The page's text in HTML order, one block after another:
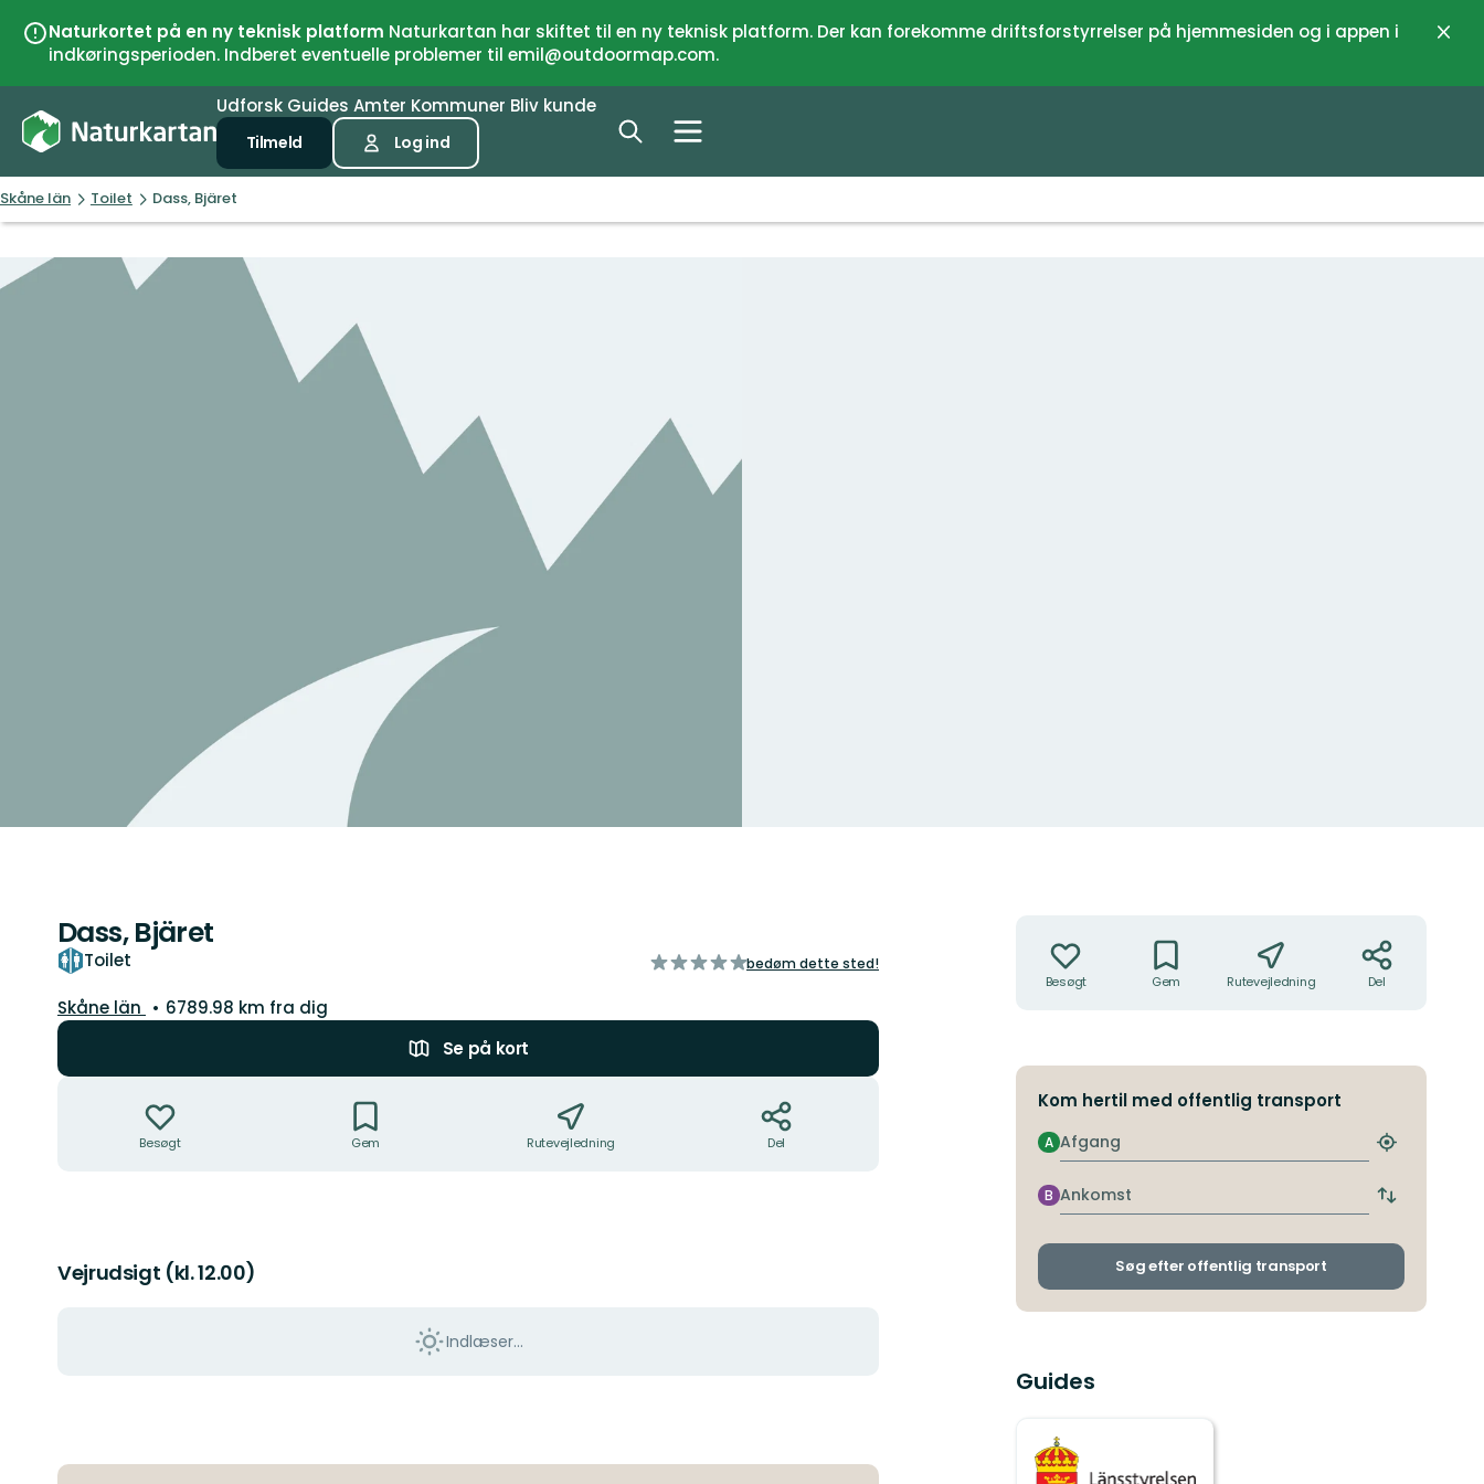
Naturkortet på en ny teknisk platform Naturkartan har skiftet til en ny teknisk platform. Der kan forekomme driftsforstyrrelser på hjemmesiden og i appen i
indkøringsperioden. Indberet eventuelle problemer til emil@outdoormap.com.
Luk
Udforsk Guides Amter Kommuner Bliv kunde
Tilmeld Log ind
Skåne län Toilet Dass, Bjäret
Dass, Bjäret
Toilet
ud
bedøm dette sted!
Amt:
Skåne län
6789.98 km fra dig
Se på kort
Besøgt Gem Rutevejledning Del
Vejrudsigt (kl. 12.00)
Indlæser...
Besøgt Gem Rutevejledning Del
Kom hertil med offentlig transport
Afgang
A
Find
nærmeste
stoppested
Ankomst
B
Skift
og
Søg efter offentlig transport
Guides